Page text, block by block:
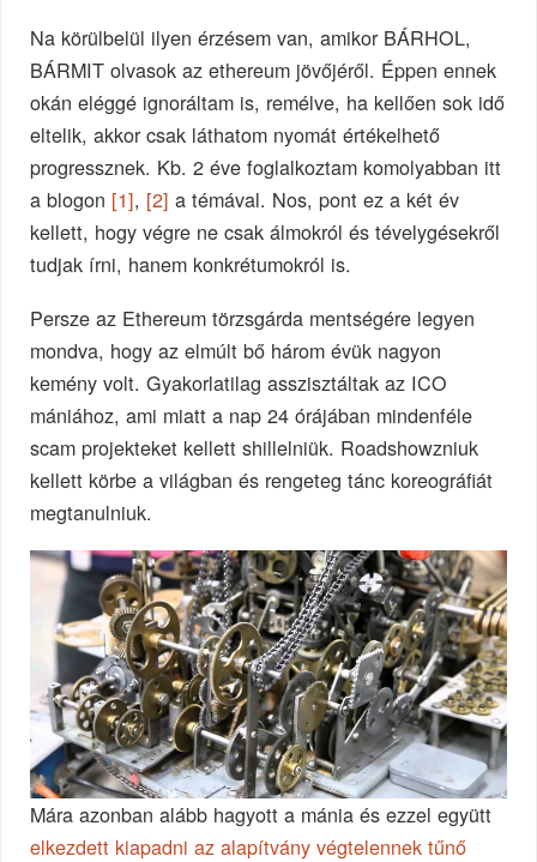
Na körülbelül ilyen érzésem van, amikor BÁRHOL,
BÁRMIT olvasok az ethereum jövőjéről. Éppen ennek
okán eléggé ignoráltam is, remélve, ha kellően sok idő
eltelik, akkor csak láthatom nyomát értékelhető
progressznek. Kb. 2 éve foglalkoztam komolyabban itt
a blogon [1], [2] a témával. Nos, pont ez a két év
kellett, hogy végre ne csak álmokról és tévelygésekről
tudjak írni, hanem konkrétumokról is.
Persze az Ethereum törzsgárda mentségére legyen
mondva, hogy az elmúlt bő három évük nagyon
kemény volt. Gyakorlatilag asszisztáltak az ICO
mániához, ami miatt a nap 24 órájában mindenféle
scam projekteket kellett shillelniük. Roadshowzniuk
kellett körbe a világban és rengeteg tánc koreográfiát
megtanulniuk.
Mára azonban alább hagyott a mánia és ezzel együtt
elkezdett kiapadni az alapítvány végtelennek tűnő